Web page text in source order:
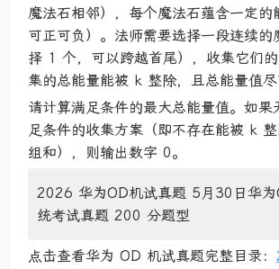
魔法石相邻），每个魔法石蕴含一定的
可正可负）。法师需要选择一段连续的
择 1 个，可以跨越首尾），收集它们
集的总能量能被 k 整除，且总能量值尽
请计算满足条件的最大总能量值。如果
足条件的收集方案（即不存在能被 k
组和），则输出数字 0。
2026 华为OD机试真题 5月30日华为
统考试真题 200 分题型
点击查看华为 OD 机试真题完整目录：